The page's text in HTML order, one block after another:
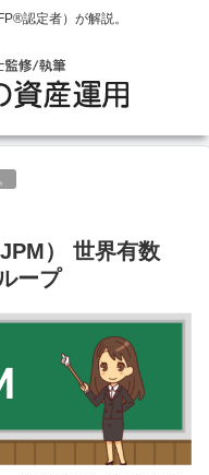
認定者）が解説。
） 世界有数
ープ